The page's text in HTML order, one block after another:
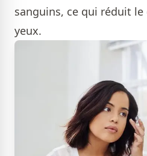
sanguins, ce qui réduit
yeux.